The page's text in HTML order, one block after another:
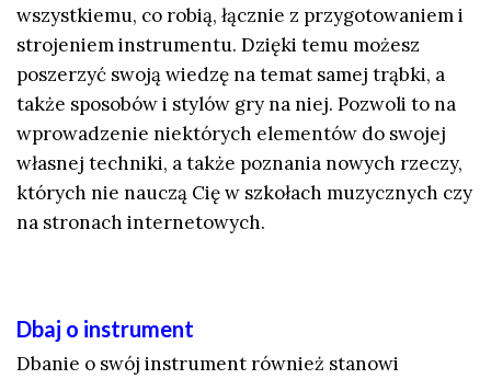
wszystkiemu, co robią, łącznie z przygotowaniem i
strojeniem instrumentu. Dzięki temu możesz
poszerzyć swoją wiedzę na temat samej trąbki, a
także sposobów i stylów gry na niej. Pozwoli to na
wprowadzenie niektórych elementów do swojej
własnej techniki, a także poznania nowych rzeczy,
których nie nauczą Cię w szkołach muzycznych czy
na stronach internetowych.
Dbaj o instrument
Dbanie o swój instrument również stanowi